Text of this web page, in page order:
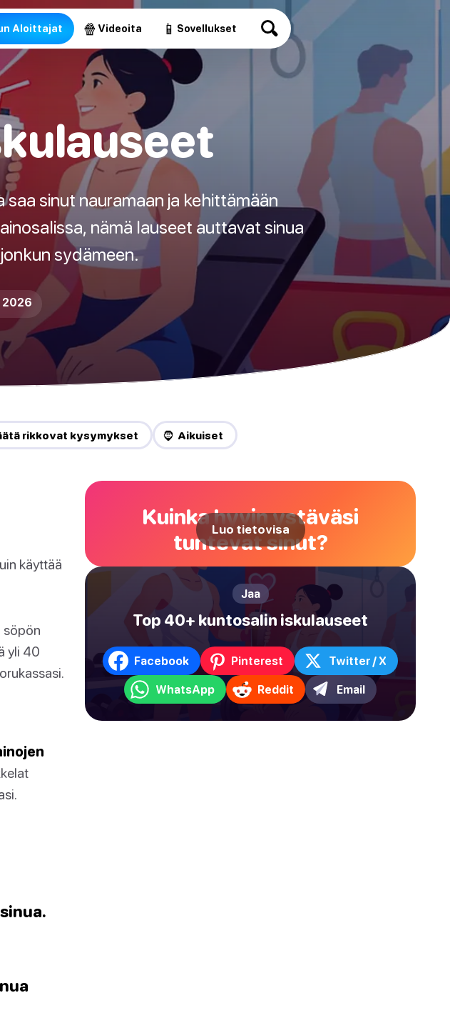
Aloittajat 🍿 Videoita 📱 Sovellukset
sinut nauramaan ja kehittämään
nämä lauseet auttavat sinua
sydämeen.
2026
rikkovat kysymykset 🧔 Aikuiset
käyttää
söpön
yli 40
Kuinka hyvin ystäväsi
tuntevat sinut?
Luo tietovisa
Jaa
Top 40+ kuntosalin iskulauseet
Facebook Pinterest Twitter / X
WhatsApp Reddit Email